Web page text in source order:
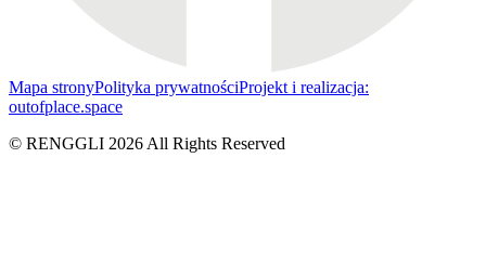
Mapa stronyPolityka prywatnościProjekt i realizacja:
outofplace.space
© RENGGLI 2026 All Rights Reserved